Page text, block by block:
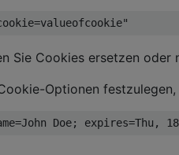
Sie Cookies ersetzen oder
Optionen festzulegen,